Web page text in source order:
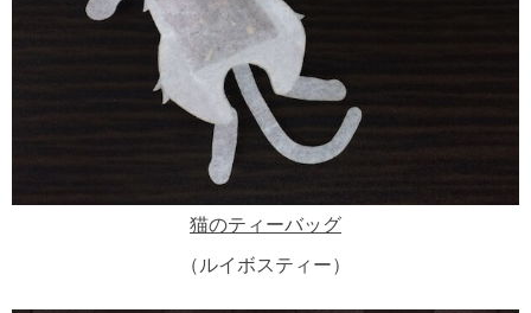
猫のティーバッグ
（ルイボスティー）